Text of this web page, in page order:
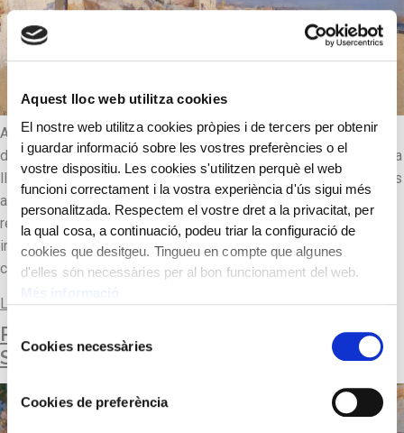
Aquest lloc web utilitza cookies
El nostre web utilitza cookies pròpies i de tercers per obtenir
i guardar informació sobre les vostres preferències o el
vostre dispositiu. Les cookies s'utilitzen perquè el web
funcioni correctament i la vostra experiència d'ús sigui més
personalitzada. Respectem el vostre dret a la privacitat, per
la qual cosa, a continuació, podeu triar la configuració de
cookies que desitgeu. Tingueu en compte que algunes
d'elles són necessàries per al bon funcionament del web.
Selecció
de
consentiment
Cookies necessàries
Cookies de preferència
Aquest autor paisatgista, seguidor de l’escola luminista,
desenvolupà la seva pintura amb el protagonisme absolut de la
llum, una llum més suau i tamisada. Solia introduir perspectives
amb línies diagonals molt marcades i profundes que
representaven espais veristes i senzills, que donaven molta
importància a les qualitats matèriques dels elements, terres,
camins i cases emblanquinades. […]
Llegir-ne més
PROCESSÓ A L’ERMITA DEL VINYET A
SITGES